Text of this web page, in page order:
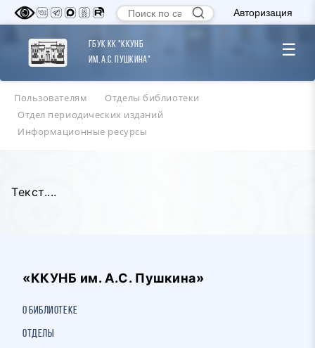
Авторизация
ГБУК КК "ККУНБ
им. А.С. Пушкина"
☰
Пользователям
Отделы библиотеки
Отдел периодических изданий
Информационные ресурсы
Текст....
«ККУНБ им. А.С. Пушкина»
О библиотеке
Отделы